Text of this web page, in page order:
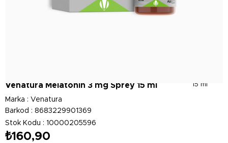
15 ml
Venatura Melatonin 3 mg Sprey 15 ml
Marka : Venatura
Barkod : 8683229901369
Stok Kodu
10000205596
₺160,90